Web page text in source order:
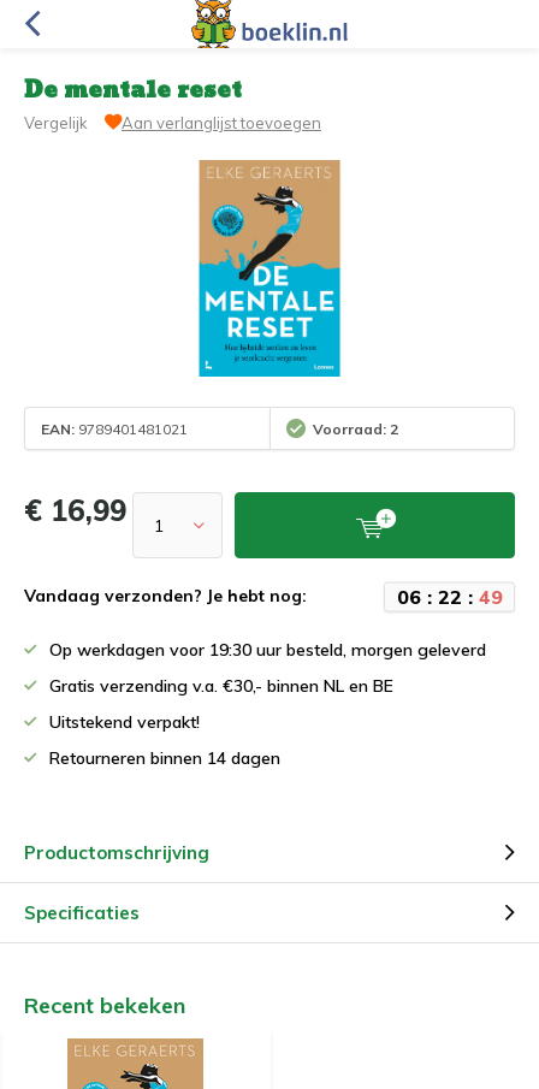
De mentale reset
Vergelijk Aan verlanglijst toevoegen
EAN: 9789401481021 Voorraad: 2
€ 16,99
Vandaag verzonden? Je hebt nog: 06: 22 : 49
Op werkdagen voor 19:30 uur besteld, morgen geleverd
Gratis verzending v.a. €30,- binnen NL en BE
Uitstekend verpakt!
Retourneren binnen 14 dagen
Productomschrijving
Specificaties
Recent bekeken